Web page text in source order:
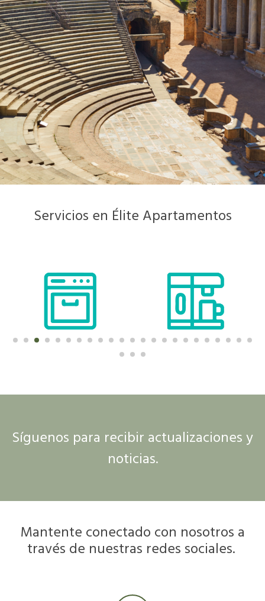
Servicios en Élite Apartamentos
Síguenos para recibir actualizaciones y
noticias.
Mantente conectado con nosotros a
través de nuestras redes sociales.